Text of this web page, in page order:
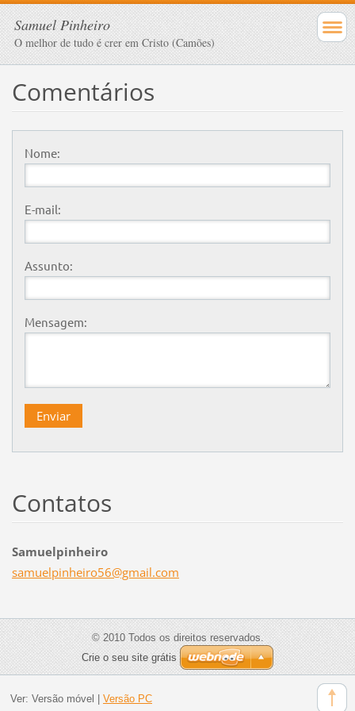
Samuel Pinheiro
O melhor de tudo é crer em Cristo (Camões)
Comentários
Nome:
E-mail:
Assunto:
Mensagem:
Contatos
Samuelpinheiro
samuelpinheiro56@gmail.com
© 2010 Todos os direitos reservados.
Crie o seu site grátis
Ver: Versão móvel Versão PC